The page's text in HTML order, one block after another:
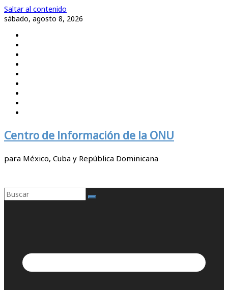
Saltar al contenido
sábado, agosto 8, 2026
Centro de Información de la ONU
para México, Cuba y República Dominicana